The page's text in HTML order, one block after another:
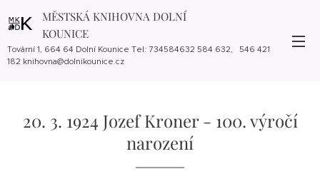
MĚSTSKÁ KNIHOVNA DOLNÍ
KOUNICE
Tovární 1, 664 64 Dolní Kounice Tel: 734584632 584 632, 546 421
182 knihovna@dolnikounice.cz
20. 3. 1924 Jozef Kroner - 100. výročí
narození